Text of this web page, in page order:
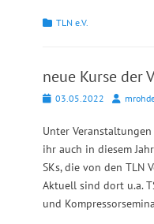
Kategorien
TLN e.V.
neue Kurse der
Posted03.05.2022 Autor
Unter
ihr auch in diesem
SKs, die von den TLN
Aktuell sind dort u.a.
und